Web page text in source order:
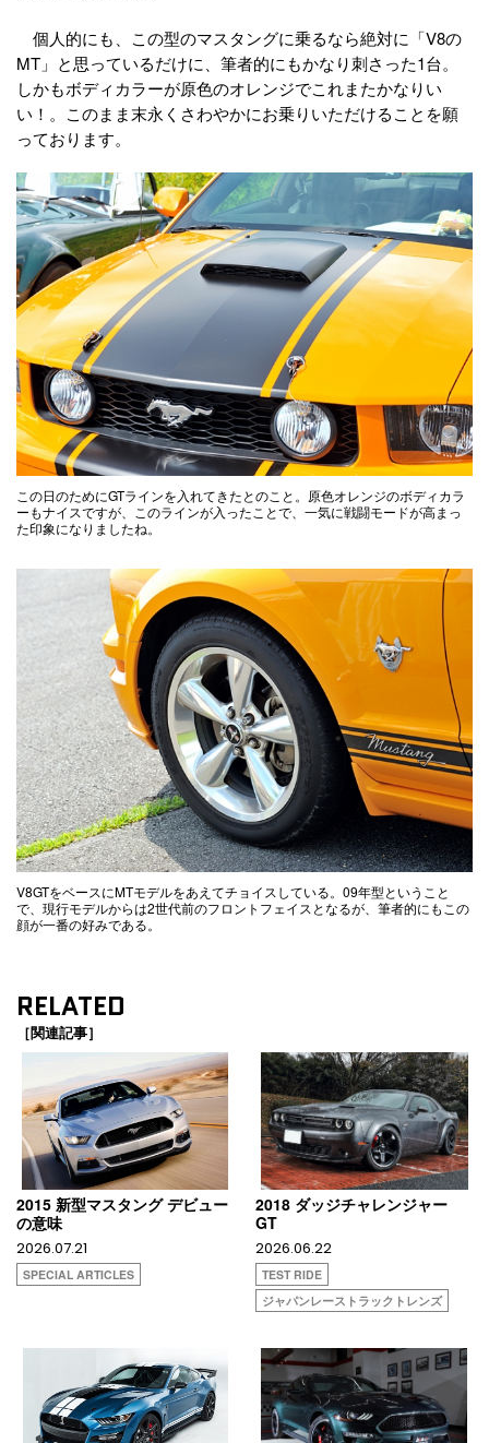
個人的にも、この型のマスタングに乗るなら絶対に「V8の
MT」と思っているだけに、筆者的にもかなり刺さった1台。
しかもボディカラーが原色のオレンジでこれまたかなりい
い！。このまま末永くさわやかにお乗りいただけることを願
っております。
この日のためにGTラインを入れてきたとのこと。原色オレンジのボディカラ
ーもナイスですが、このラインが入ったことで、一気に戦闘モードが高まっ
た印象になりましたね。
V8GTをベースにMTモデルをあえてチョイスしている。09年型ということ
で、現行モデルからは2世代前のフロントフェイスとなるが、筆者的にもこの
顔が一番の好みである。
RELATED
［関連記事］
2015 新型マスタング デビュー
の意味
2026.07.21
SPECIAL ARTICLES
2018 ダッジチャレンジャー
GT
2026.06.22
TEST RIDE
ジャパンレーストラックトレンズ